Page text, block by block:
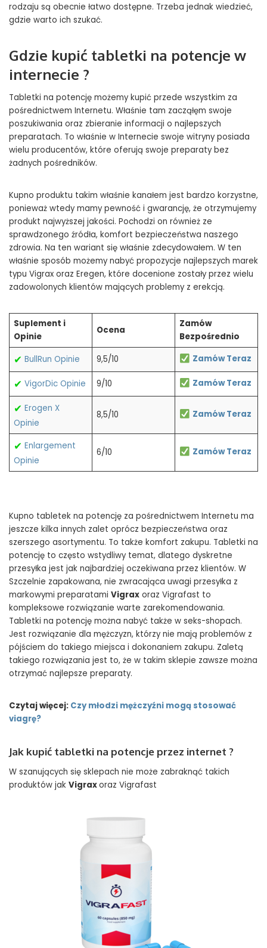
rodzaju są obecnie łatwo dostępne. Trzeba jednak wiedzieć,
gdzie warto ich szukać.
Gdzie kupić tabletki na potencje w
internecie ?
Tabletki na potencję możemy kupić przede wszystkim za
pośrednictwem Internetu. Właśnie tam zacząłęm swoje
poszukiwania oraz zbieranie informacji o najlepszych
preparatach. To właśnie w Internecie swoje witryny posiada
wielu producentów, które oferują swoje preparaty bez
żadnych pośredników.
Kupno produktu takim właśnie kanałem jest bardzo korzystne,
ponieważ wtedy mamy pewność i gwarancję, że otrzymujemy
produkt najwyższej jakości. Pochodzi on również ze
sprawdzonego źródła, komfort bezpieczeństwa naszego
zdrowia. Na ten wariant się właśnie zdecydowałem. W ten
właśnie sposób możemy nabyć propozycje najlepszych marek
typu Vigrax oraz Eregen, które docenione zostały przez wielu
zadowolonych klientów mających problemy z erekcją.
Suplement i
Opinie
Ocena
Zamów
Bezpośrednio
✔ BullRun Opinie 9,5/10 Zamów Teraz
✔ VigorDic Opinie 9/10 Zamów Teraz
✔ Erogen X
Opinie
8,5/10 Zamów Teraz
✔ Enlargement
Opinie
6/10 Zamów Teraz
Kupno tabletek na potencję za pośrednictwem Internetu ma
jeszcze kilka innych zalet oprócz bezpieczeństwa oraz
szerszego asortymentu. To także komfort zakupu. Tabletki na
potencję to często wstydliwy temat, dlatego dyskretne
przesyłka jest jak najbardziej oczekiwana przez klientów. W
Szczelnie zapakowana, nie zwracająca uwagi przesyłka z
markowymi preparatami Vigrax oraz Vigrafast to
kompleksowe rozwiązanie warte zarekomendowania.
Tabletki na potencję można nabyć także w seks-shopach.
Jest rozwiązanie dla mężczyzn, którzy nie mają problemów z
pójściem do takiego miejsca i dokonaniem zakupu. Zaletą
takiego rozwiązania jest to, że w takim sklepie zawsze można
otrzymać najlepsze preparaty.
Czytaj więcej: Czy młodzi mężczyźni mogą stosować
viagrę?
Jak kupić tabletki na potencje przez internet ?
W szanujących się sklepach nie może zabraknąć takich
produktów jak Vigraxoraz Vigrafast